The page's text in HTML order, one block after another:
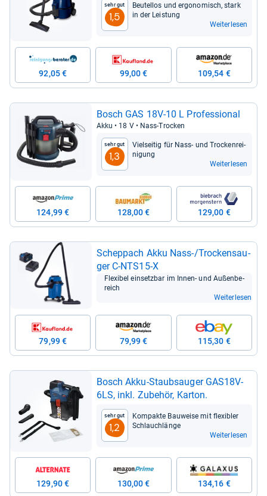
Sehr gut
1,5
Beu­tel­los und ergo­no­misch, stark
in der Leis­tung
Weiterlesen
92,05 € 99,00 € 109,54 €
Bosch GAS 18V-​10 L Pro­fes­sio­nal
Akku • 18 V • Nass-​Tro­cken
Sehr gut
1,3
Viel­sei­tig für Nass-​ und Tro­cken­rei­
ni­gung
Weiterlesen
124,99 € 128,00 € 129,00 €
Schepp­ach Akku Nass-​/Tro­ckensau­
ger C-​NTS15-​X
Fle­xi­bel ein­setz­bar im Innen-​ und Außen­be­
reich
Weiterlesen
79,99 € 79,99 € 115,30 €
Bosch Akku-​Staub­sau­ger GAS18V-​
6LS, inkl. Zube­hör, Kar­ton.
Sehr gut
1,2
Kom­pakte Bau­weise mit fle­xibler
Schlauch­länge
Weiterlesen
129,90 € 130,00 € 134,16 €